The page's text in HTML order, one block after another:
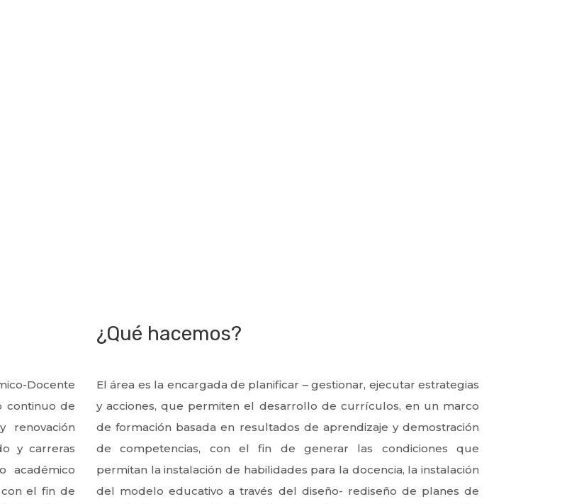
Docente
continuo de
renovación
y carreras
académico
el fin de
¿Qué hacemos?
El área es la encargada de planificar – gestionar, ejecutar estrategias
y acciones, que permiten el desarrollo de currículos, en un marco
de formación basada en resultados de aprendizaje y demostración
de competencias, con el fin de generar las condiciones que
permitan la instalación de habilidades para la docencia, la instalación
del modelo educativo a través del diseño- rediseño de planes de